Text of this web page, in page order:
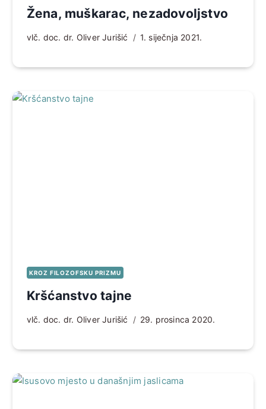
Žena, muškarac, nezadovoljstvo
vlč. doc. dr. Oliver Jurišić 1. siječnja 2021.
KROZ FILOZOFSKU PRIZMU
Kršćanstvo tajne
vlč. doc. dr. Oliver Jurišić 29. prosinca 2020.